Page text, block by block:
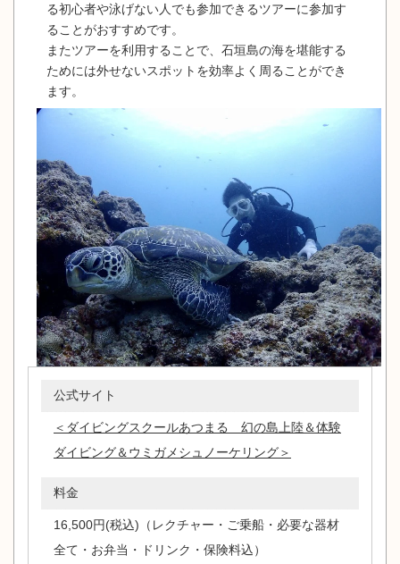
る初心者や泳げない人でも参加できるツアーに参加す
ることがおすすめです。
またツアーを利用することで、石垣島の海を堪能する
ためには外せないスポットを効率よく周ることができ
ます。
公式サイト
＜ダイビングスクールあつまる 幻の島上陸＆体験
ダイビング＆ウミガメシュノーケリング＞
料金
16,500円(税込)（レクチャー・ご乗船・必要な器材
全て・お弁当・ドリンク・保険料込）